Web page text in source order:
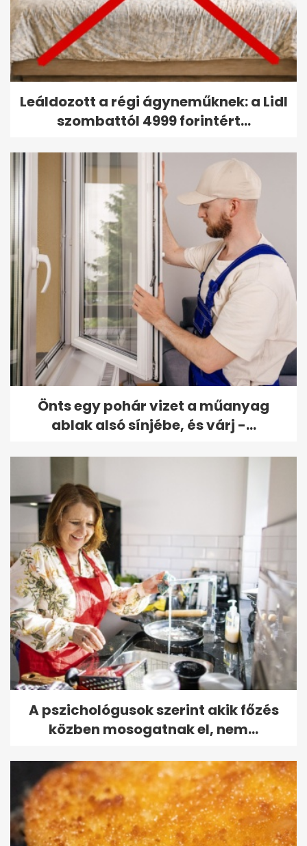
Leáldozott a régi ágyneműknek: a Lidl
szombattól 4999 forintért...
Önts egy pohár vizet a műanyag
ablak alsó sínjébe, és várj -...
A pszichológusok szerint akik főzés
közben mosogatnak el, nem...